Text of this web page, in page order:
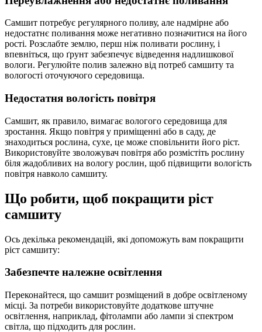
Самшит потребує регулярного поливу, але надмірне або
недостатнє поливання може негативно позначитися на його
рості. Розслабте землю, перш ніж поливати рослину, і
впевніться, що ґрунт забезпечує відведення надлишкової
вологи. Регулюйте полив залежно від потреб самшиту та
вологості оточуючого середовища.
Недостатня вологість повітря
Самшит, як правило, вимагає вологого середовища для
зростання. Якщо повітря у приміщенні або в саду, де
знаходиться рослина, сухе, це може сповільнити його ріст.
Використовуйте зволожувач повітря або розмістіть рослину
біля жадобливих на вологу рослин, щоб підвищити вологість
повітря навколо самшиту.
Що робити, щоб покращити ріст
самшиту
Ось декілька рекомендацій, які допоможуть вам покращити
ріст самшиту:
Забезпечте належне освітлення
Переконайтеся, що самшит розміщений в добре освітленому
місці. За потреби використовуйте додаткове штучне
освітлення, наприклад, фітолампи або лампи зі спектром
світла, що підходить для рослин.